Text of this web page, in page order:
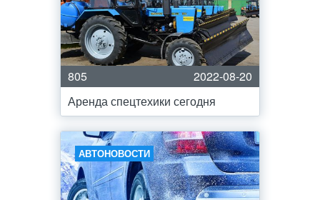
805
2022-08-20
Аренда спецтехики сегодня
АВТОНОВОСТИ